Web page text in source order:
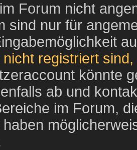
Forum nicht
sind nur für
nicht registriert
könnte
ab und
im Forum,
haben